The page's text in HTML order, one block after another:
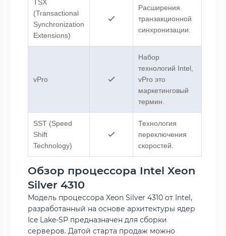
TSX
(Transactional
Synchronization
Extensions)
Расширения
транзакционной
синхронизации.
vPro
Набор
технологий Intel,
vPro это
маркетинговый
термин.
SST (Speed
Shift
Technology)
Технология
переключения
скоростей.
Обзор процессора Intel Xeon
Silver 4310
Модель процессора Xeon Silver 4310 от Intel,
разработанный на основе архитектуры ядер
Ice Lake-SP предназначен для сборки
серверов. Датой старта продаж можно